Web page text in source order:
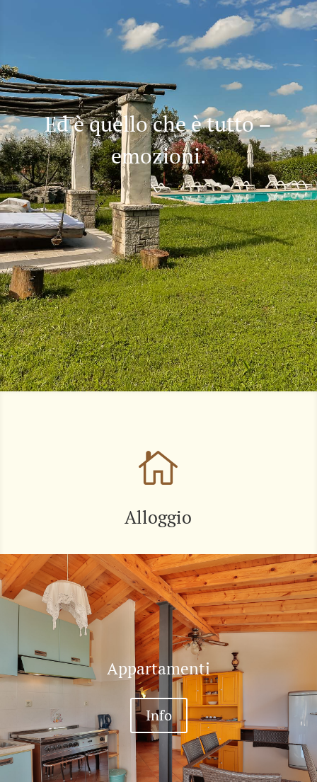
Ed è quello che è tutto –
emozioni.

Alloggio
Appartamenti
Info